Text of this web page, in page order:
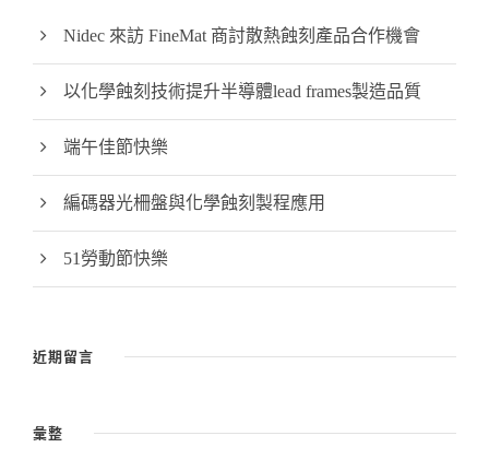
Nidec 來訪 FineMat 商討散熱蝕刻產品合作機會
以化學蝕刻技術提升半導體lead frames製造品質
端午佳節快樂
編碼器光柵盤與化學蝕刻製程應用
51勞動節快樂
近期留言
彙整